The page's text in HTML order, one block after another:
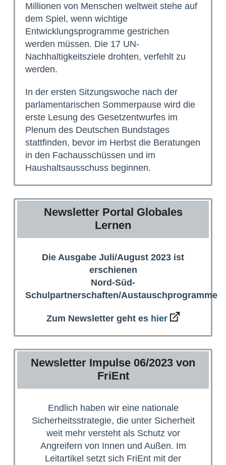
Millionen von Menschen weltweit stehe auf
dem Spiel, wenn wichtige
Entwicklungsprogramme gestrichen
werden müssen. Die 17 UN-
Nachhaltigkeitsziele drohten, verfehlt zu
werden.
In der ersten Sitzungswoche nach der
parlamentarischen Sommerpause wird die
erste Lesung des Gesetzentwurfes im
Plenum des Deutschen Bundstages
stattfinden, bevor im Herbst die Beratungen
in den Fachausschüssen und im
Haushaltsausschuss beginnen.
Newsletter Portal Globales
Lernen
Die Ausgabe Juli/August 2023 ist
erschienen
Nord-Süd-
Schulpartnerschaften/Austauschprogramme
Zum Newsletter geht es hier
Newsletter Impulse 06/2023 von
FriEnt
Endlich haben wir eine nationale
Sicherheitsstrategie, die unter Sicherheit
weit mehr versteht als Schutz vor
Angreifern von Innen und Außen. Im
Leitartikel setzt sich FriEnt mit der